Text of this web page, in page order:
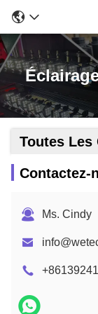
Toutes Les
Contactez-
Ms. Cindy